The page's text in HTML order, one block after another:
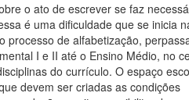
o ato de escrever se faz
é uma dificuldade que se inicia
processo de alfabetização,
I e II até o Ensino Médio, no
do currículo. O espaço
devem ser criadas as condições